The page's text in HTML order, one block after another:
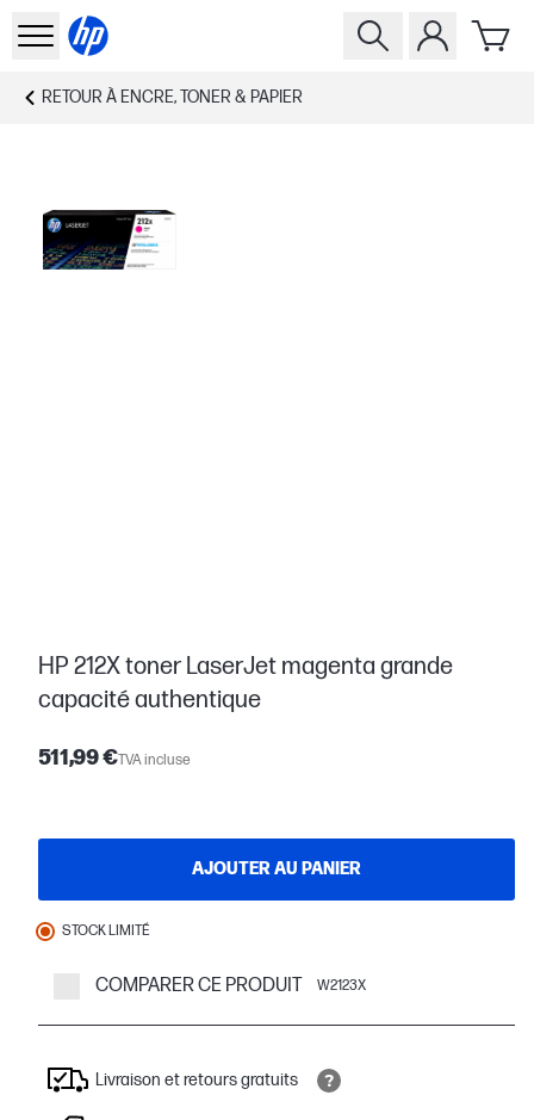
RETOUR À ENCRE, TONER & PAPIER
HP 212X toner LaserJet magenta grande
capacité authentique
511,99 €TVA incluse
AJOUTER AU PANIER
STOCK LIMITÉ
COMPARER CE PRODUIT W2123X
Livraison et retours gratuits